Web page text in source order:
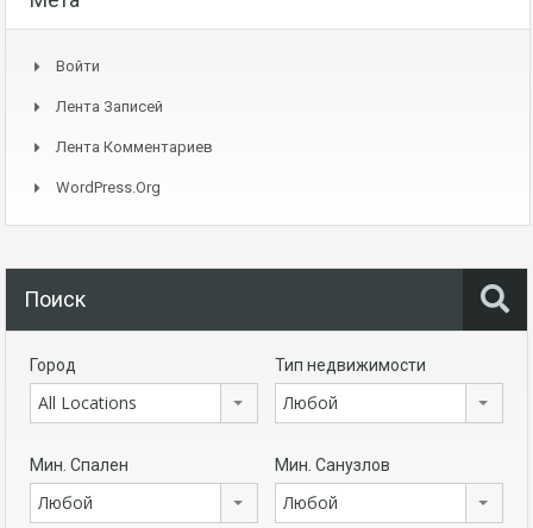
Войти
Лента Записей
Лента Комментариев
WordPress.org
Поиск
Город
All Locations
Тип недвижимости
Любой
Мин. Спален
Любой
Мин. Санузлов
Любой